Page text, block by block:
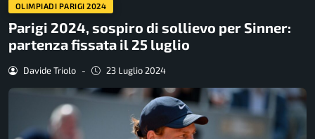
OLIMPIADI PARIGI 2024
Parigi 2024, sospiro di sollievo per Sinner:
partenza fissata il 25 luglio
Davide Triolo - 23 Luglio 2024